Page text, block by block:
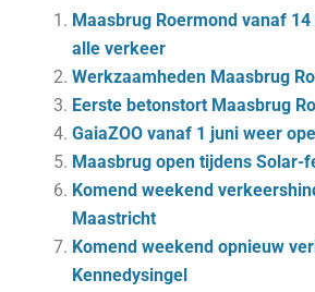
Maasbrug Roermond vanaf
alle verkeer
Werkzaamheden Maasbrug
Eerste betonstort Maasbrug
GaiaZOO vanaf 1 juni weer
Maasbrug open tijdens Solar-
Komend weekend
Maastricht
Komend weekend opnieuw
Kennedysingel